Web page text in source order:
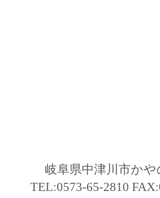
岐阜県中津川市かや
TEL:0573-65-2810